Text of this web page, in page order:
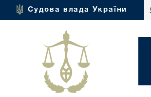
Судова влада України